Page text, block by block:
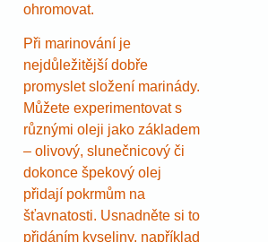
ohromovat.
Při marinování je
nejdůležitější dobře
promyslet složení marinády.
Můžete experimentovat s
různými oleji jako základem
– olivový, slunečnicový či
dokonce špekový olej
přidají pokrmům na
šťavnatosti. Usnadněte si to
přidáním kyseliny, například